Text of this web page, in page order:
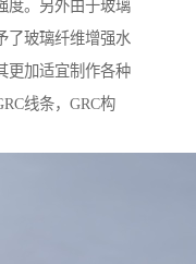
度。另外由于玻璃
了玻璃纤维增强水
更加适宜制作各种
线条，GRC构